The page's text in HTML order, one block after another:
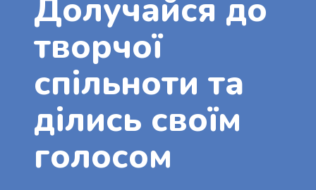
Долучайся до
творчої
спільноти та
ділись своїм
голосом